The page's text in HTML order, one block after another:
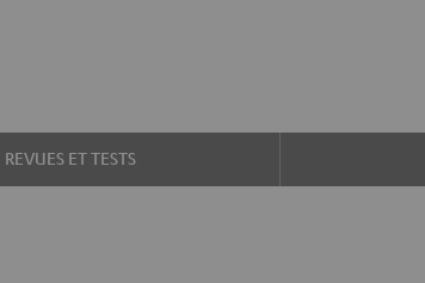
REVUES ET TESTS